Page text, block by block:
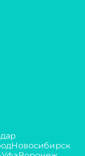
Новосибирск